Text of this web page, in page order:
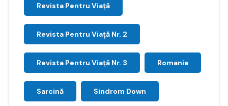
Revista Pentru Viață
Revista Pentru Viață Nr. 2
Revista Pentru Viață Nr. 3 Romania
Sarcină Sindrom Down